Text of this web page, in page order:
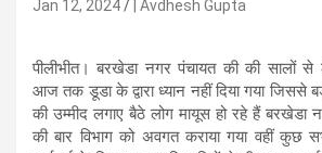
Jan 12, 2024 | Avdhesh Gupta
पीलीभीत। बरखेडा नगर पंचायत की की सालों से
आज तक डूडा के द्वारा ध्यान नहीं दिया गया जिससे
की उम्मीद लगाए बैठे लोग मायूस हो रहे हैं बरखेडा
की बार विभाग को अवगत कराया गया वहीं कुछ